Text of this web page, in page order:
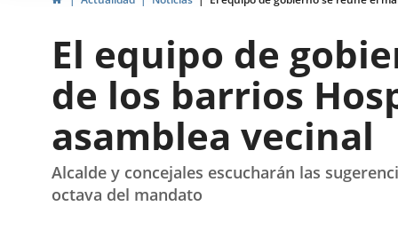
El equipo de
de los barrios
asamblea vecinal
Alcalde y concejales escucharán las
octava del mandato